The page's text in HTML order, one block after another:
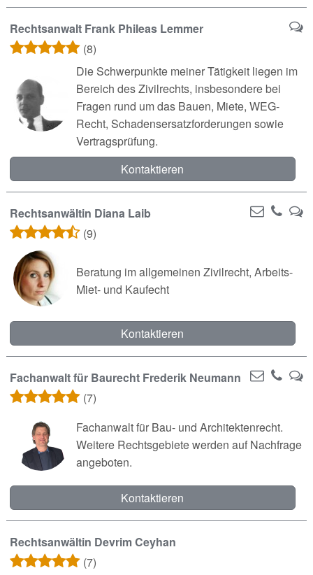
Rechtsanwalt Frank Phileas Lemmer
(8)
Die Schwerpunkte meiner Tätigkeit liegen im
Bereich des Zivilrechts, insbesondere bei
Fragen rund um das Bauen, Miete, WEG-
Recht, Schadensersatzforderungen sowie
Vertragsprüfung.
Kontaktieren
Rechtsanwältin Diana Laib
(9)
Beratung im allgemeinen Zivilrecht, Arbeits-
Miet- und Kaufecht
Kontaktieren
Fachanwalt für Baurecht Frederik Neumann
(7)
Fachanwalt für Bau- und Architektenrecht.
Weitere Rechtsgebiete werden auf Nachfrage
angeboten.
Kontaktieren
Rechtsanwältin Devrim Ceyhan
(7)